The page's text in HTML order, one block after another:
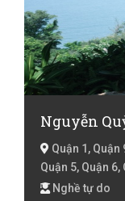
Nguyễn
Quận 1, Quận
Quận 5, Quận 6,
Cần Giờ, Hồ Chí
Nghề tự do